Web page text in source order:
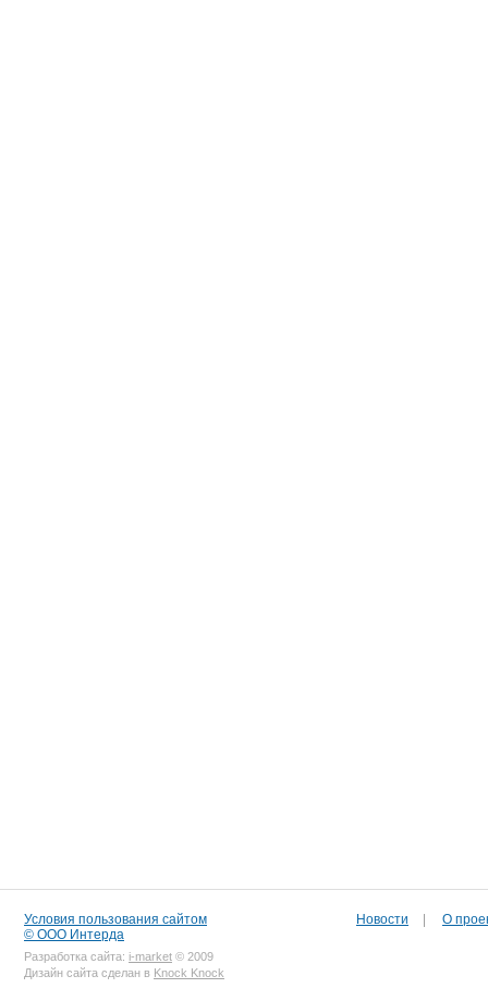
Условия пользования сайтом
© ООО Интерда
Разработка сайта: i-market © 2009
Дизайн сайта сделан в Knock Knock
Новости О